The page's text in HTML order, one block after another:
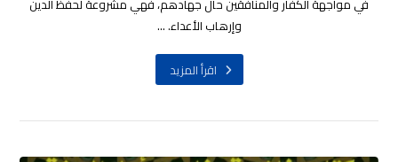
في مواجهة الكفار والمنافقين حال جهادهم، فهي مشروعة لحفظ الدين
وإرهاب الأعداء. ...
اقرأ المزيد